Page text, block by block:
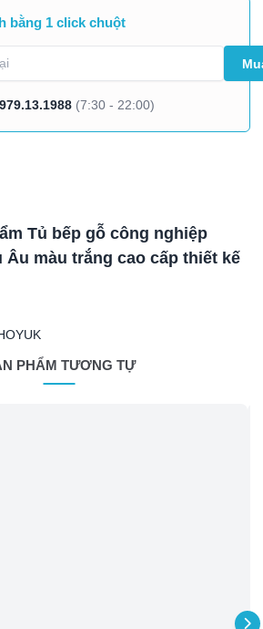
bằng 1 click chuột
(7:30 - 22:00)
Tủ bếp gỗ công nghiệp
Âu màu trắng cao cấp thiết kế
PHẨM TƯƠNG TỰ